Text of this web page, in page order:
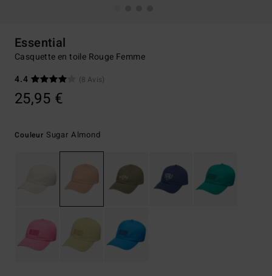
Essential
Casquette en toile Rouge Femme
4.4
(8 Avis)
25,95 €
Couleur Sugar Almond